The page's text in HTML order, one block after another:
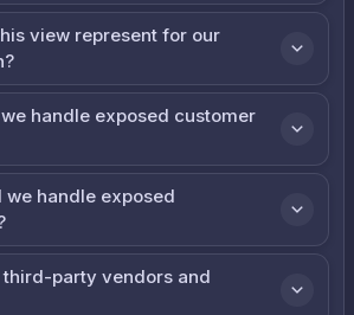
view represent for our
handle exposed customer
we handle exposed
third-party vendors and